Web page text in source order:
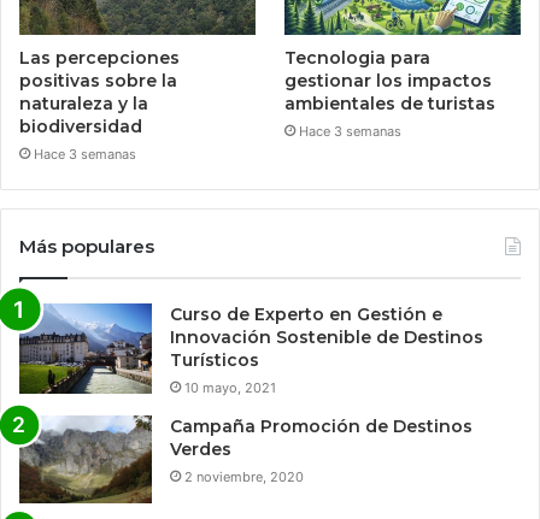
Las percepciones
positivas sobre la
naturaleza y la
biodiversidad
Hace 3 semanas
Tecnologia para
gestionar los impactos
ambientales de turistas
Hace 3 semanas
Más populares
Curso de Experto en Gestión e
Innovación Sostenible de Destinos
Turísticos
10 mayo, 2021
Campaña Promoción de Destinos
Verdes
2 noviembre, 2020